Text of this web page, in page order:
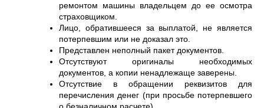
ремонтом машины владельцем до ее осмотра
страховщиком.
Лицо, обратившееся за выплатой, не является
потерпевшим или не доказал это.
Представлен неполный пакет документов.
Отсутствуют оригиналы необходимых
документов, а копии ненадлежаще заверены.
Отсутствие в обращении реквизитов для
перечисления денег (при просьбе потерпевшего